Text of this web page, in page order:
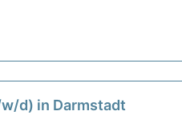
d) in Darmstadt